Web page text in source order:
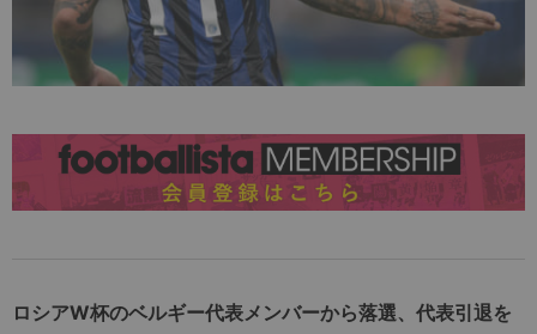
ロシアW杯のベルギー代表メンバーから落選、代表引退を